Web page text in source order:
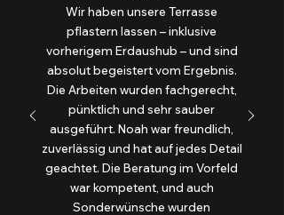
Wir haben unsere Terrasse
pflastern lassen – inklusive
vorherigem Erdaushub – und sind
absolut begeistert vom Ergebnis.
Die Arbeiten wurden fachgerecht,
pünktlich und sehr sauber
ausgeführt. Noah war freundlich,
zuverlässig und hat auf jedes Detail
geachtet. Die Beratung im Vorfeld
war kompetent, und auch
Sonderwünsche wurden